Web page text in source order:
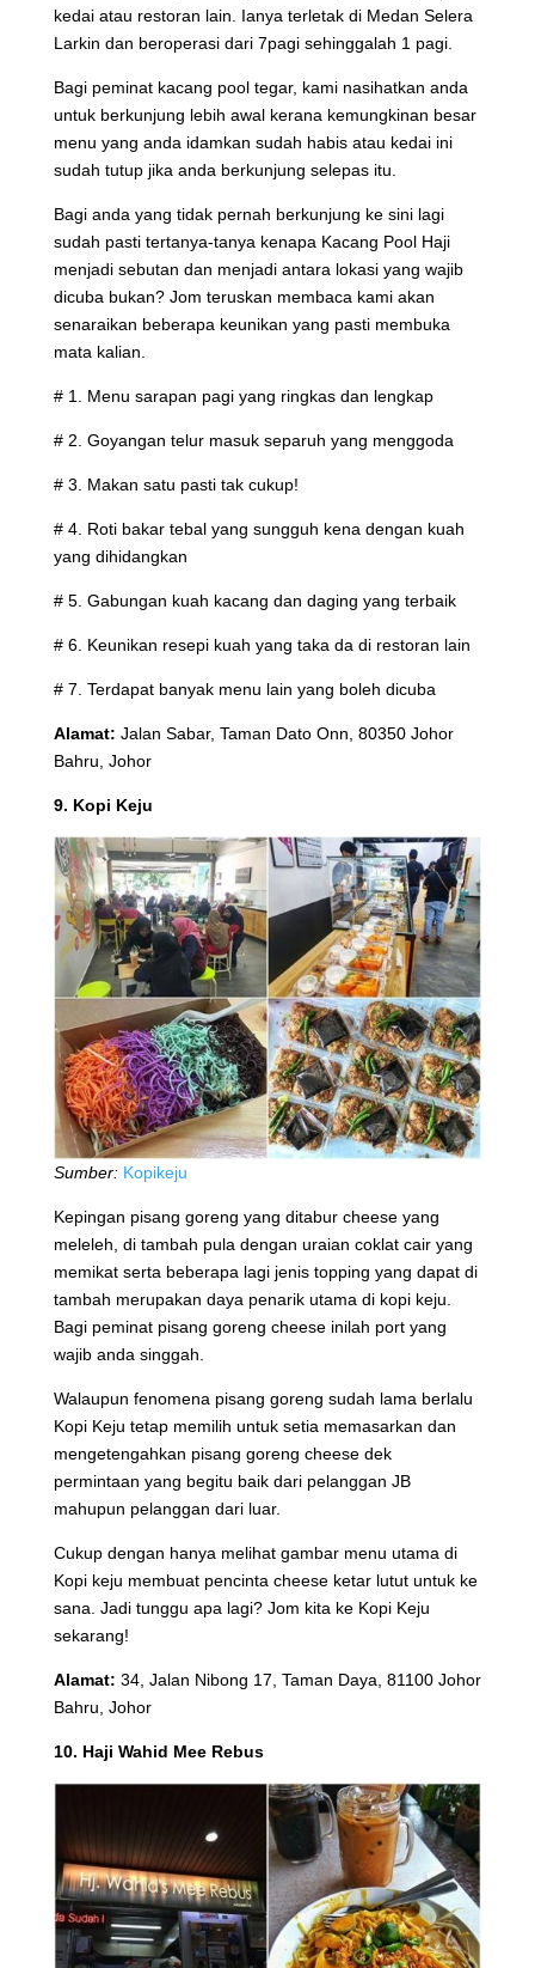
kedai atau restoran lain. Ianya terletak di Medan Selera
Larkin dan beroperasi dari 7pagi sehinggalah 1 pagi.
Bagi peminat kacang pool tegar, kami nasihatkan anda
untuk berkunjung lebih awal kerana kemungkinan besar
menu yang anda idamkan sudah habis atau kedai ini
sudah tutup jika anda berkunjung selepas itu.
Bagi anda yang tidak pernah berkunjung ke sini lagi
sudah pasti tertanya-tanya kenapa Kacang Pool Haji
menjadi sebutan dan menjadi antara lokasi yang wajib
dicuba bukan? Jom teruskan membaca kami akan
senaraikan beberapa keunikan yang pasti membuka
mata kalian.
# 1. Menu sarapan pagi yang ringkas dan lengkap
# 2. Goyangan telur masuk separuh yang menggoda
# 3. Makan satu pasti tak cukup!
# 4. Roti bakar tebal yang sungguh kena dengan kuah
yang dihidangkan
# 5. Gabungan kuah kacang dan daging yang terbaik
# 6. Keunikan resepi kuah yang taka da di restoran lain
# 7. Terdapat banyak menu lain yang boleh dicuba
Alamat: Jalan Sabar, Taman Dato Onn, 80350 Johor
Bahru, Johor
9. Kopi Keju
Sumber: Kopikeju
Kepingan pisang goreng yang ditabur cheese yang
meleleh, di tambah pula dengan uraian coklat cair yang
memikat serta beberapa lagi jenis topping yang dapat di
tambah merupakan daya penarik utama di kopi keju.
Bagi peminat pisang goreng cheese inilah port yang
wajib anda singgah.
Walaupun fenomena pisang goreng sudah lama berlalu
Kopi Keju tetap memilih untuk setia memasarkan dan
mengetengahkan pisang goreng cheese dek
permintaan yang begitu baik dari pelanggan JB
mahupun pelanggan dari luar.
Cukup dengan hanya melihat gambar menu utama di
Kopi keju membuat pencinta cheese ketar lutut untuk ke
sana. Jadi tunggu apa lagi? Jom kita ke Kopi Keju
sekarang!
Alamat: 34, Jalan Nibong 17, Taman Daya, 81100 Johor
Bahru, Johor
10. Haji Wahid Mee Rebus